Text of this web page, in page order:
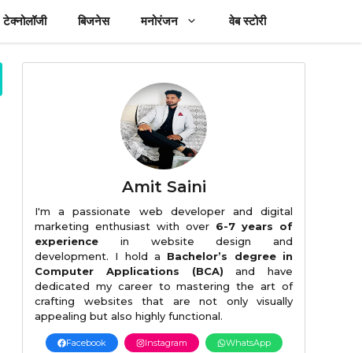
टेक्नोलॉजी बिजनेस मनोरंजन वेब स्टोरी
Amit Saini
I'm a passionate web developer and digital
marketing enthusiast with over 6-7 years of
experience in website design and
development. I hold a Bachelor’s degree in
Computer Applications (BCA) and have
dedicated my career to mastering the art of
crafting websites that are not only visually
appealing but also highly functional.
Facebook Instagram WhatsApp